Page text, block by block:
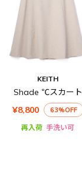
KEITH
Shade ℃スカート
¥8,800
63%OFF
再入荷 手洗い可